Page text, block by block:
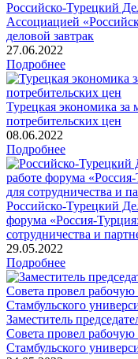
Российско-Турецкий
Ассоциацией
деловой завтрак
27.06.2022
Подробнее
Турецкая экономика
потребительских цен
08.06.2022
Подробнее
Российско-Турецкий
форума «Россия-
сотрудничества и
29.05.2022
Подробнее
Заместитель
Совета провел рабочую
Стамбульского